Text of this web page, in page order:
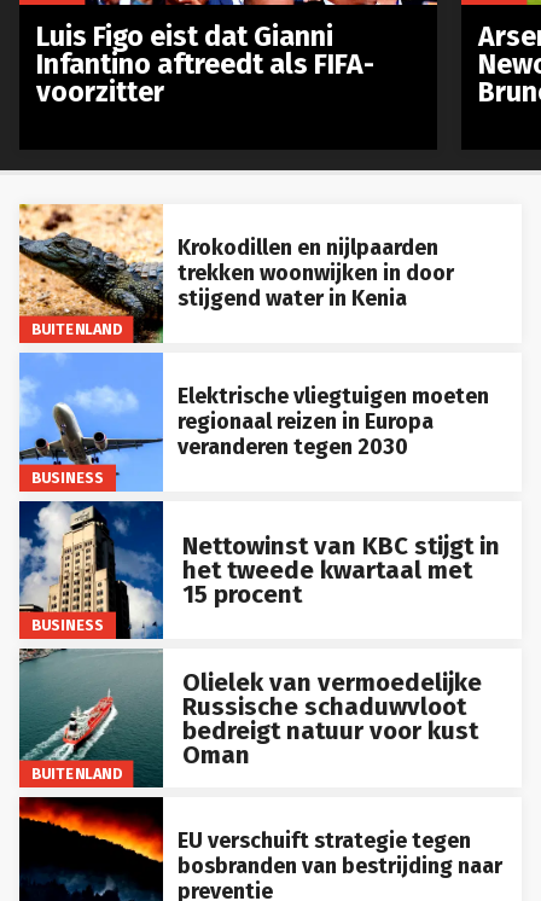
BUITENLAND
Krokodillen en nijlpaarden
trekken woonwijken in door
stijgend water in Kenia
BUSINESS
Elektrische vliegtuigen moeten
regionaal reizen in Europa
veranderen tegen 2030
BUSINESS
Nettowinst van KBC stijgt in
het tweede kwartaal met
15 procent
BUITENLAND
Olielek van vermoedelijke
Russische schaduwvloot
bedreigt natuur voor kust
Oman
EU verschuift strategie tegen
bosbranden van bestrijding naar
preventie
Luis Figo eist dat Gianni
Infantino aftreedt als FIFA-
voorzitter